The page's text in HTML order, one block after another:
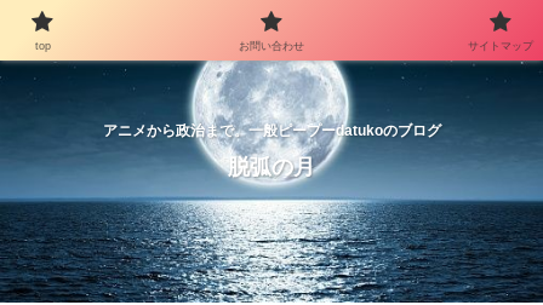
アニメから政治まで。一般ピープーdatukoのブログ
脱弧の月
top お問い合わせ サイトマップ